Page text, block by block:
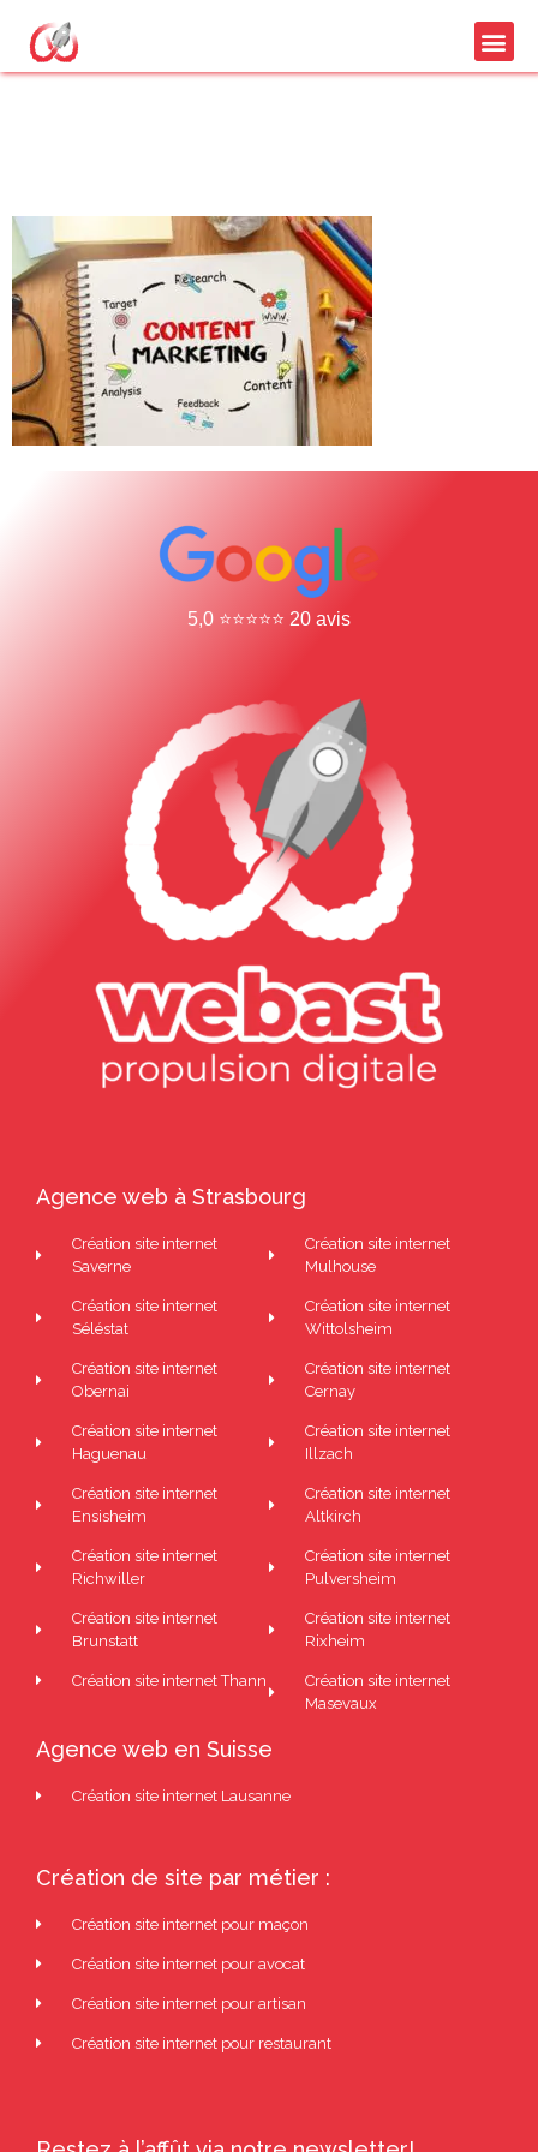
5,0 ⭐⭐⭐⭐⭐ 20 avis
Agence web à Strasbourg
Création site internet
Saverne
Création site internet
Séléstat
Création site internet
Obernai
Création site internet
Haguenau
Création site internet
Ensisheim
Création site internet
Richwiller
Création site internet
Brunstatt
Création site internet Thann
Création site internet
Mulhouse
Création site internet
Wittolsheim
Création site internet
Cernay
Création site internet
Illzach
Création site internet
Altkirch
Création site internet
Pulversheim
Création site internet
Rixheim
Création site internet
Masevaux
Agence web en Suisse
Création site internet Lausanne
Création de site par métier :
Création site internet pour maçon
Création site internet pour avocat
Création site internet pour artisan
Création site internet pour restaurant